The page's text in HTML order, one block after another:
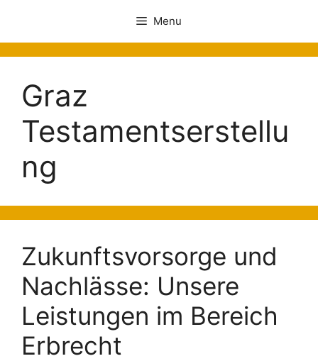
Menu
Graz
Testamentserstellu
ng
Zukunftsvorsorge und
Nachlässe: Unsere
Leistungen im Bereich
Erbrecht